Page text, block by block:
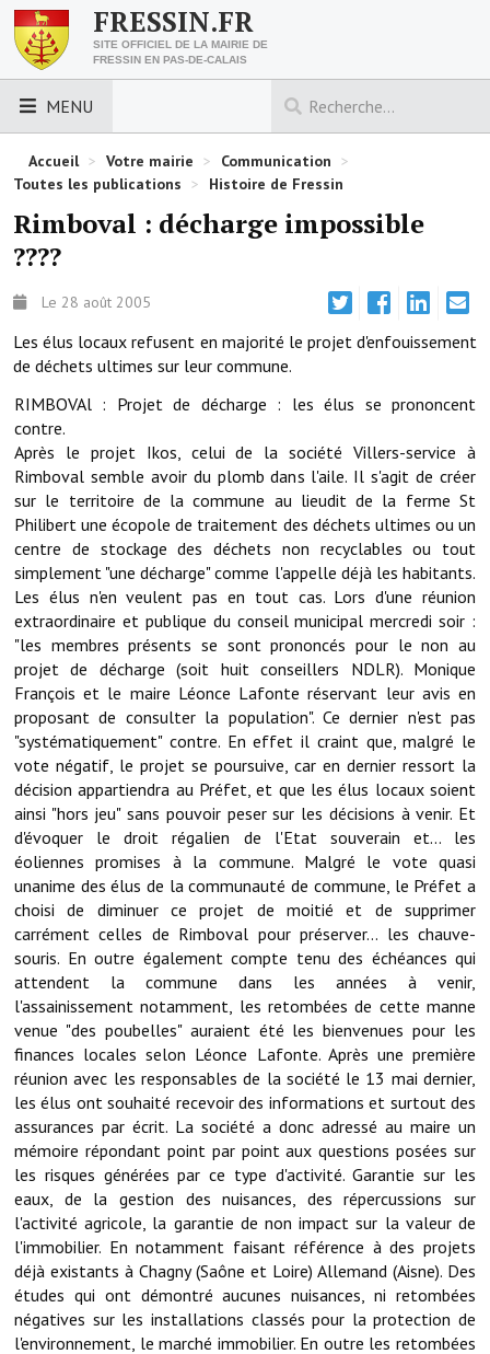
FRESSIN.FR
SITE OFFICIEL DE LA MAIRIE DE
FRESSIN EN PAS-DE-CALAIS
MENU
LES ESSENTIELS
Découvrez Fressin
Urbanisme
Nous contacter
ACCÈS RAPIDE
Démarches administratives
Projets et travaux en cours
Fêtes et manifestations
Numéros d'urgence
Terrains et maisons à vendre
VOTRE MAIRIE
Elus et agents
L'équipe municipale
Le personnel municipal
Les moyens financiers
Note de synthèse financière
Rapport d'orientation budgétaire
Actions et projets
Projets et travaux en cours
Procès verbaux des conseils municipaux
Communication
Le bulletin municipal : Fressinfo & Le Fressinois
Toutes les publications
Le village dans l'intercommunalité
Accueil > Votre mairie > Communication >
Toutes les publications > Histoire de Fressin
Rimboval : décharge impossible
????
Le 28 août 2005
Les élus locaux refusent en majorité le projet d'enfouissement
de déchets ultimes sur leur commune.
RIMBOVAl : Projet de décharge : les élus se prononcent
contre.
Après le projet Ikos, celui de la société Villers-service à
Rimboval semble avoir du plomb dans l'aile. Il s'agit de créer
sur le territoire de la commune au lieudit de la ferme St
Philibert une écopole de traitement des déchets ultimes ou un
centre de stockage des déchets non recyclables ou tout
simplement "une décharge" comme l'appelle déjà les habitants.
Les élus n'en veulent pas en tout cas. Lors d'une réunion
extraordinaire et publique du conseil municipal mercredi soir :
"les membres présents se sont prononcés pour le non au
projet de décharge (soit huit conseillers NDLR). Monique
François et le maire Léonce Lafonte réservant leur avis en
proposant de consulter la population". Ce dernier n'est pas
"systématiquement" contre. En effet il craint que, malgré le
vote négatif, le projet se poursuive, car en dernier ressort la
décision appartiendra au Préfet, et que les élus locaux soient
ainsi "hors jeu" sans pouvoir peser sur les décisions à venir. Et
d'évoquer le droit régalien de l'Etat souverain et... les
éoliennes promises à la commune. Malgré le vote quasi
unanime des élus de la communauté de commune, le Préfet a
choisi de diminuer ce projet de moitié et de supprimer
carrément celles de Rimboval pour préserver... les chauve-
souris. En outre également compte tenu des échéances qui
attendent la commune dans les années à venir,
l'assainissement notamment, les retombées de cette manne
venue "des poubelles" auraient été les bienvenues pour les
finances locales selon Léonce Lafonte. Après une première
réunion avec les responsables de la société le 13 mai dernier,
les élus ont souhaité recevoir des informations et surtout des
assurances par écrit. La société a donc adressé au maire un
mémoire répondant point par point aux questions posées sur
les risques générées par ce type d'activité. Garantie sur les
eaux, de la gestion des nuisances, des répercussions sur
l'activité agricole, la garantie de non impact sur la valeur de
l'immobilier. En notamment faisant référence à des projets
déjà existants à Chagny (Saône et Loire) Allemand (Aisne). Des
études qui ont démontré aucunes nuisances, ni retombées
négatives sur les installations classés pour la protection de
l'environnement, le marché immobilier. En outre les retombées